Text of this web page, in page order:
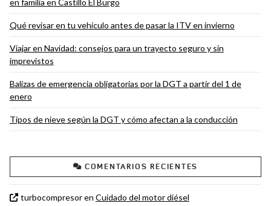
en familia en Castillo El Burgo
Qué revisar en tu vehículo antes de pasar la ITV en invierno
Viajar en Navidad: consejos para un trayecto seguro y sin
imprevistos
Balizas de emergencia obligatorias por la DGT a partir del 1 de
enero
Tipos de nieve según la DGT y cómo afectan a la conducción
COMENTARIOS RECIENTES
turbocompresoren Cuidado del motor diésel